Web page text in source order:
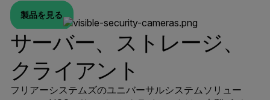
製品を見る
サーバー、ストレージ、
クライアント
フリアーシステムズのユニバーサルシステムソリュー